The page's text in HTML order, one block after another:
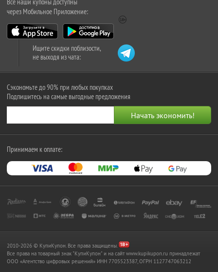
через Мобильное Приложение:
Ищите скидки поблизости,
не выходя из чата:
Сэкономьте до 90% при любых покупках
Подпишитесь на самые выгодные предложения
Принимаем к оплате:
2010-2026 © КупиКупон. Все права защищены.
Все права на товарный знак "КупиКупон" и на сайт www.kupikupon.ru принадлежат
OOO «Агентство цифровых решений» ИНН 7705523387, ОГРН 1127747063212